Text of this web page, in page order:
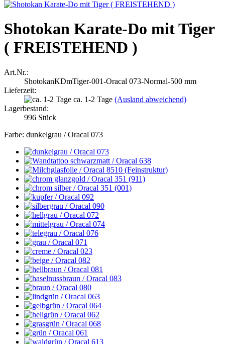
Shotokan Karate-Do mit Tiger
( FREISTEHEND )
Art.Nr.:
ShotokanKDmTiger-001-Oracal 073-Normal-500 mm
Lieferzeit:
ca. 1-2 Tage (Ausland abweichend)
Lagerbestand:
996 Stück
Farbe: dunkelgrau / Oracal 073